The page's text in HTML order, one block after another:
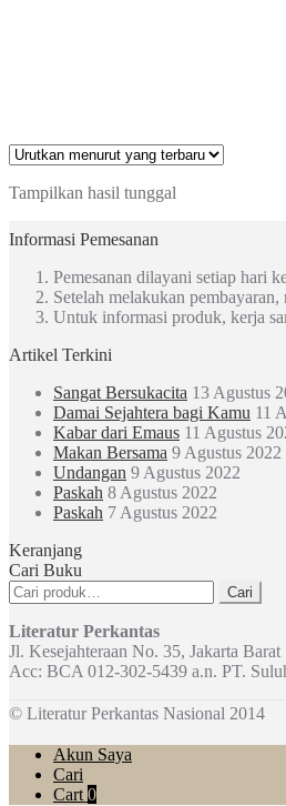
Tampilkan hasil tunggal
Informasi Pemesanan
Pemesanan dilayani setiap hari
Setelah melakukan
Untuk informasi produk, kerja
Artikel Terkini
Sangat Bersukacita 13 Agustus
Damai Sejahtera bagi Kamu 11
Kabar dari Emaus 11 Agustus
Makan Bersama 9 Agustus 2022
Undangan 9 Agustus 2022
Paskah 8 Agustus 2022
Paskah 7 Agustus 2022
Keranjang
Cari Buku
Pencarian
untuk:
Cari
Literatur Perkantas
Jl. Kesejahteraan No. 35, Jakarta Barat
Acc: BCA 012-302-5439 a.n. PT.
© Literatur Perkantas Nasional 2014
Akun Saya
Cari
Cart 0